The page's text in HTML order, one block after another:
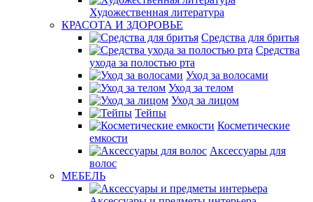
Художественная литература
КРАСОТА И ЗДОРОВЬЕ
Средства для бритья
Средства
ухода за полостью рта
Уход за волосами
Уход за телом
Уход за лицом
Тейпы
Косметические
емкости
Аксессуары для
волос
МЕБЕЛЬ